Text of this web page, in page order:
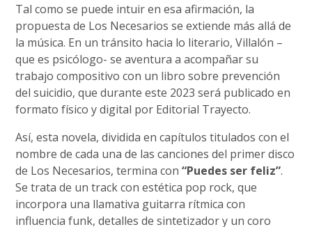
Tal como se puede intuir en esa afirmación, la
propuesta de Los Necesarios se extiende más allá de
la música. En un tránsito hacia lo literario, Villalón –
que es psicólogo- se aventura a acompañar su
trabajo compositivo con un libro sobre prevención
del suicidio, que durante este 2023 será publicado en
formato físico y digital por Editorial Trayecto.
Así, esta novela, dividida en capítulos titulados con el
nombre de cada una de las canciones del primer disco
de Los Necesarios, termina con“Puedes ser feliz”.
Se trata de un track con estética pop rock, que
incorpora una llamativa guitarra rítmica con
influencia funk, detalles de sintetizador y un coro